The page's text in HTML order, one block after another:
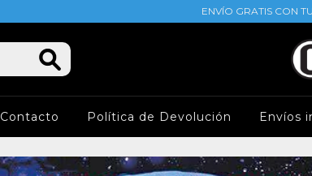
ENVÍO GRATIS CON
Contacto Política de Devolución Envíos